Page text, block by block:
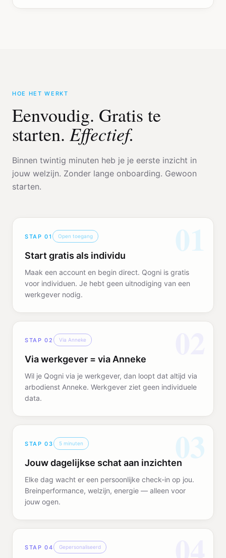
HOE HET WERKT
Eenvoudig. Gratis te
starten. Effectief.
Binnen twintig minuten heb je je eerste inzicht in
jouw welzijn. Zonder lange onboarding. Gewoon
starten.
01
STAP01 Open toegang
Start gratis als individu
Maak een account en begin direct. Qogni is gratis
voor individuen. Je hebt geen uitnodiging van een
werkgever nodig.
STAP02 Via Anneke
Via werkgever = via Anneke
Wil je Qogni via je werkgever, dan loopt dat altijd via
arbodienst Anneke. Werkgever ziet geen individuele
data.
03
STAP03 5 minuten
Jouw dagelijkse schat aan inzichten
Elke dag wacht er een persoonlijke check-in op jou.
Breinperformance, welzijn, energie — alleen voor
jouw ogen.
STAP04 Gepersonaliseerd